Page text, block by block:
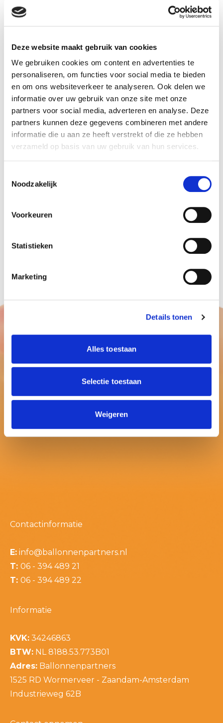
Deze website maakt gebruik van cookies
We gebruiken cookies om content en advertenties te
personaliseren, om functies voor social media te bieden
en om ons websiteverkeer te analyseren. Ook delen we
informatie over uw gebruik van onze site met onze
partners voor social media, adverteren en analyse. Deze
partners kunnen deze gegevens combineren met andere
informatie die u aan ze heeft verstrekt of die ze hebben
verzameld op basis van uw gebruik van hun services.
Noodzakelijk
Voorkeuren
Statistieken
Marketing
Details tonen
Alles toestaan
Selectie toestaan
Weigeren
Deballonnenbogen
worden kant en klaar in
Oostzaangeleverdengeplaatstop de door u
Eenballonnenboogis uitermate geschikt voor
éénverjaardag,bruiloft, Sarah, Abraham,
bedrijfsfeest, winkel(opening) evenement,
of
zomaar als
verrassing!
Kleurrijke ballonnenboog oostzaan
De kleuren van de boog van ballonnen mag u zelf
bepalen.
Of u één kleur of meer kleuren wenst, hier komen
Bijvoorbeeld een witte boog voor een huwelijk of
een bont gekleurde ballonnenboog voor een
Ziekleurenwaaier
voor de ballonnen kleuren.
De transportkosten voor Oostzaan zijn € 7,50
Contactinformatie
E: info@ballonnenpartners.nl
T: 06 - 394 489 21
T: 06 - 394 489 22
Informatie
KVK: 34246863
BTW: NL 8188.53.773B01
Adres: Ballonnenpartners
1525 RD Wormerveer - Zaandam-Amsterdam
Industrieweg 62B